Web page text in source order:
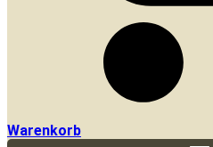
Warenkorb